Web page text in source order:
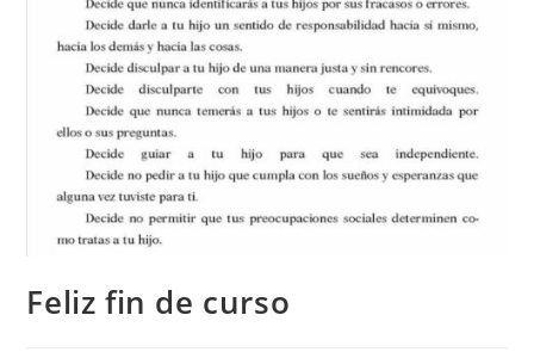
Feliz fin de curso